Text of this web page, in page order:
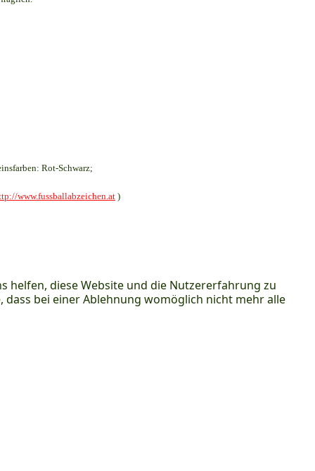
helfen, diese Website und die Nutzererfahrung zu
dass bei einer Ablehnung womöglich nicht mehr alle
Rot-Schwarz;
www.fussballabzeichen.at )